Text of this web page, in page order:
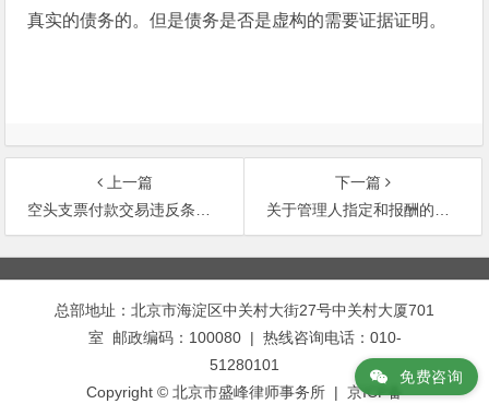
真实的债务的。但是债务是否是虚构的需要证据证明。
上一篇
空头支票付款交易违反条例分析
下一篇
关于管理人指定和报酬的规定
文
章
总部地址：北京市海淀区中关村大街27号中关村大厦701
室 邮政编码：100080 | 热线咨询电话：010-
51280101
Copyright © 北京市盛峰律师事务所 | 京ICP备
免费咨询